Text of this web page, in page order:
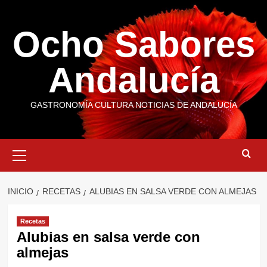
contenido
Ocho Sabores
Andalucía
GASTRONOMÍA CULTURA NOTICIAS DE ANDALUCÍA
primario
INICIO RECETAS ALUBIAS EN SALSA VERDE CON ALMEJAS
Recetas
Alubias en salsa verde con
almejas